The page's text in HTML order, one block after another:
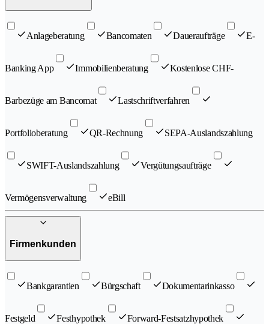
Anlageberatung Bancomaten Daueraufträge E-
Banking App Immobilienberatung Kostenlose CHF-
Barbezüge am Bancomat Lastschriftverfahren
Portfolioberatung QR-Rechnung SEPA-Auslandszahlung
SWIFT-Auslandszahlung Vergütungsaufträge
Vermögensverwaltung eBill
Firmenkunden
Bankgarantien Bürgschaft Dokumentarinkasso
Festgeld Festhypothek Forward-Festsatzhypothek